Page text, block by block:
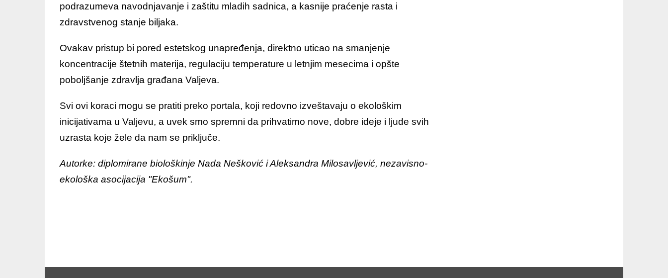
podrazumeva navodnjavanje i zaštitu mladih sadnica, a kasnije praćenje rasta i
zdravstvenog stanje biljaka.
Ovakav pristup bi pored estetskog unapređenja, direktno uticao na smanjenje
koncentracije štetnih materija, regulaciju temperature u letnjim mesecima i opšte
poboljšanje zdravlja građana Valjeva.
Svi ovi koraci mogu se pratiti preko portala, koji redovno izveštavaju o ekološkim
inicijativama u Valjevu, a uvek smo spremni da prihvatimo nove, dobre ideje i ljude svih
uzrasta koje žele da nam se priključe.
Autorke: diplomirane biološkinje Nada Nešković i Aleksandra Milosavljević, nezavisno-
ekološka asocijacija "Ekošum".